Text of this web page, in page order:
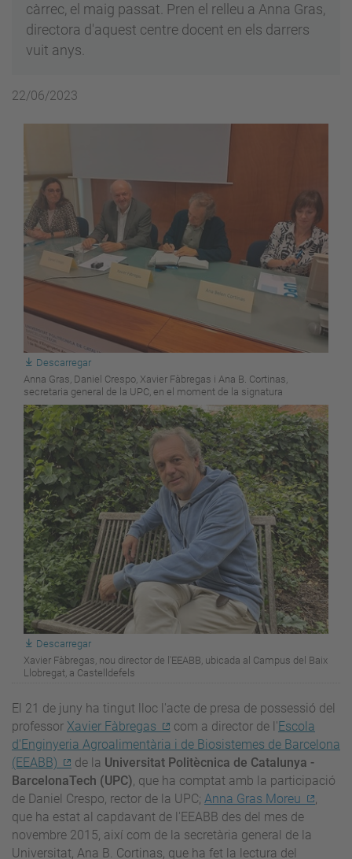
càrrec, el maig passat. Pren el relleu a Anna Gras,
directora d'aquest centre docent en els darrers
vuit anys.
22/06/2023
Descarregar
Anna Gras, Daniel Crespo, Xavier Fàbregas i Ana B. Cortinas,
secretaria general de la UPC, en el moment de la signatura
Descarregar
Xavier Fàbregas, nou director de l'EEABB, ubicada al Campus del Baix
Llobregat, a Castelldefels
El 21 de juny ha tingut lloc l'acte de presa de possessió del
professor Xavier Fàbregas com a director de l'Escola
d'Enginyeria Agroalimentària i de Biosistemes de Barcelona
(EEABB)
de la Universitat Politècnica de Catalunya -
BarcelonaTech (UPC), que ha comptat amb la participació
de Daniel Crespo, rector de la UPC; Anna Gras Moreu
,
que ha estat al capdavant de l'EEABB des del mes de
novembre 2015, així com de la secretària general de la
Universitat, Ana B. Cortinas, que ha fet la lectura del